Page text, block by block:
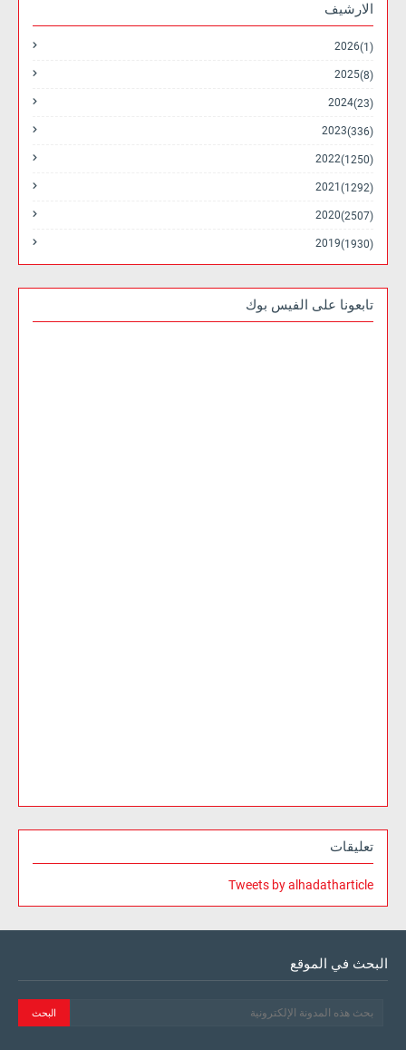
الارشيف
2026 (1)
2025 (8)
2024 (23)
2023 (336)
2022 (1250)
2021 (1292)
2020 (2507)
2019 (1930)
تابعونا على الفيس بوك
تعليقات
Tweets by alhadatharticle
البحث في الموقع